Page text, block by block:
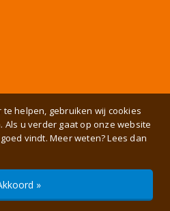
helpen, gebruiken wij cookies
u verder gaat op onze website
vindt. Meer weten? Lees dan
»